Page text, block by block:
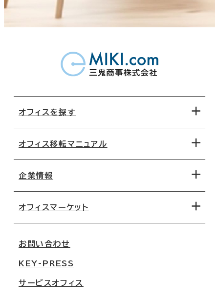
オフィスを探す
地図から探す
路線・駅から探す
オフィス移転マニュアル
移転コストシミュレーション
移転スケジュール
オフィス移転Q&A
企業情報
オフィスマーケット
大阪
名古屋
お問い合わせ
KEY-PRESS
サービスオフィス